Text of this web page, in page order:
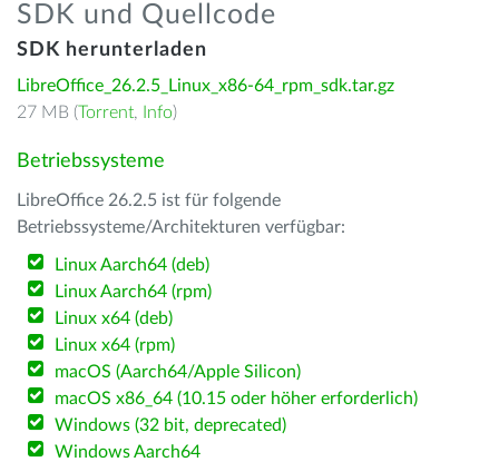
SDK und Quellcode
SDK herunterladen
LibreOffice_26.2.5_Linux_x86-64_rpm_sdk.tar.gz
27 MB (Torrent, Info)
Betriebssysteme
LibreOffice 26.2.5 ist für folgende
Betriebssysteme/Architekturen verfügbar:
Linux Aarch64 (deb)
Linux Aarch64 (rpm)
Linux x64 (deb)
Linux x64 (rpm)
macOS (Aarch64/Apple Silicon)
macOS x86_64 (10.15 oder höher erforderlich)
Windows (32 bit, deprecated)
Windows Aarch64